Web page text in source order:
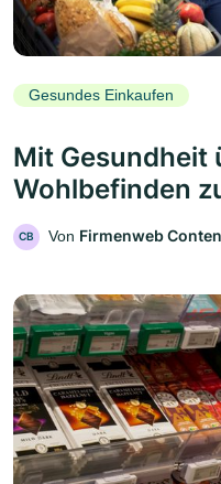
Gesundes Einkaufen
Mit Gesundheit
Wohlbefinden
CB Von Firmenweb